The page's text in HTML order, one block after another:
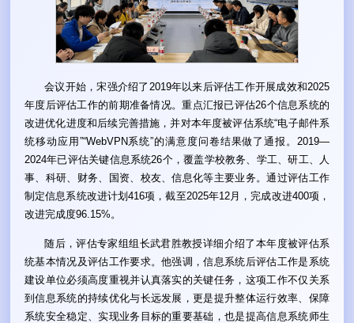
会议开始，宋强介绍了2019年以来后评估工作开展成效和2025
年度后评估工作的前期准备情况。重点汇报已评估26个信息系统的
改进优化进度和后续完善措施，并对本年度被评估系统“电子邮件系
统移动应用”“WebVPN系统”的满意度问卷结果做了通报。2019—
2024年已评估关键信息系统26个，覆盖学校教务、学工、研工、人
事、科研、财务、国资、校友、信息化等主要业务。通过评估工作
制定信息系统改进计划416项，截至2025年12月，完成改进400项，
改进完成度96.15%。
随后，评估专家组组长武君胜教授详细介绍了本年度被评估系
统基本情况及评估工作要求。他强调，信息系统后评估工作是系统
建设单位必须高度重视并认真落实的关键任务，这项工作不仅关系
到信息系统的持续优化与长远发展，更是提升整体运行效率、保障
系统安全稳定、实现业务目标的重要基础，也是提高信息系统师生